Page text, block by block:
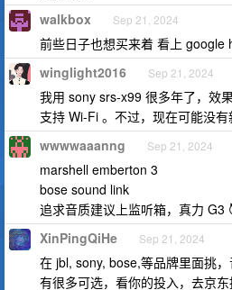
walkbox Sep 21, 2024
前些日子也想买来着 看上 google
winglight2016 Sep 21, 2024
我用 sony srs-x99 很多年了，效
支持 Wi-Fi 。不过，现在可能没有
wwwwaaanng Sep 21, 2024
marshell emberton 3
bose sound link
追求音质建议上监听箱，真力 G3
XinPingQiHe Sep 21, 2024
在 jbl, sony, bose,等品牌里面挑，
有很多可选，看你的投入，去京东